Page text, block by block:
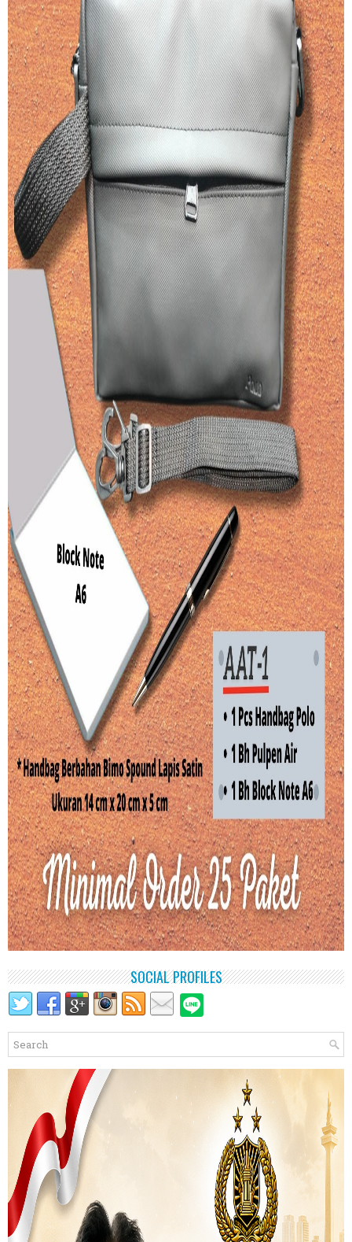
SOCIAL PROFILES